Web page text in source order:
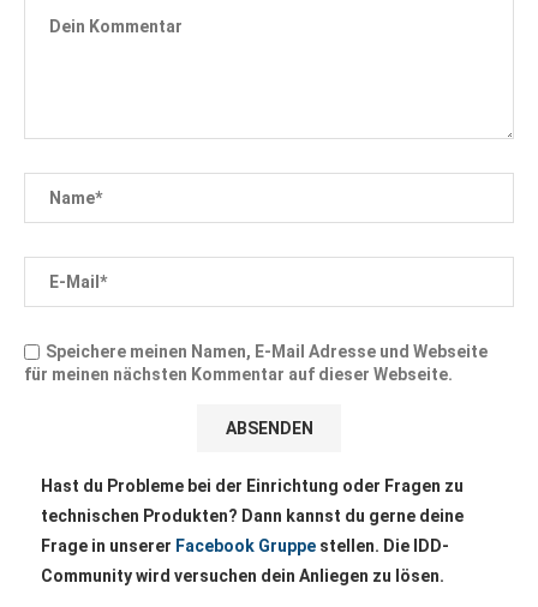
Speichere meinen Namen, E-Mail Adresse und Webseite
für meinen nächsten Kommentar auf dieser Webseite.
Hast du Probleme bei der Einrichtung oder Fragen zu
technischen Produkten? Dann kannst du gerne deine
Frage in unserer Facebook Gruppe stellen. Die IDD-
Community wird versuchen dein Anliegen zu lösen.